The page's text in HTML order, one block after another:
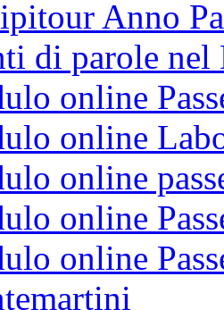
Anno
di parole
online
online
online
online
online